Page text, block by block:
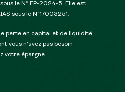
le N° FP-2024-5. Elle est
sous le N°17003251.
perte en capital et de liquidité.
vous n’avez pas besoin
votre épargne.